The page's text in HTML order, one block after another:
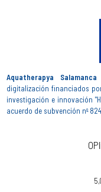
Aquatherapya Salamanca
digitalización financiados
investigación e innovación
acuerdo de subvención nº